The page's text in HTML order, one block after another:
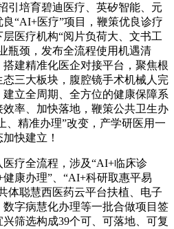
引培育碧迪医疗、英矽智能、元
“AI+医疗”项目，鞭策优良诊疗
医疗机构“阅片负荷大、文书工
瓶颈，发布全流程使用机遇清
建精准化医企对接平台，聚焦根
三大板块，腹腔镜手术机械人完
立全周期、全方位的健康保障系
率、加快落地，鞭策公共卫生办
、精准办理”改变，产学研医用一
快建立！
疗全流程，涉及“AI+临床诊
康办理”、“AI+科研取惠平易
体聪慧西医药云平台扶植、电子
字病慧化办理等一批合做项目签
筛选构成39个可、可落地、可复